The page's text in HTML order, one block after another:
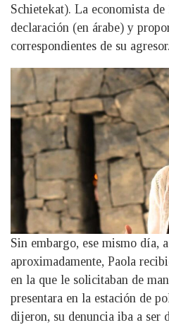
Schietekat). La economista
declaración (en árabe) y
correspondientes de su agresor.
Sin embargo, ese mismo día,
aproximadamente, Paola
en la que le solicitaban de
presentara en la estación de
dijeron, su denuncia iba a ser